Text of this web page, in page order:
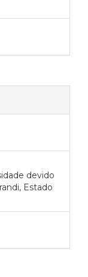
devido
Estado